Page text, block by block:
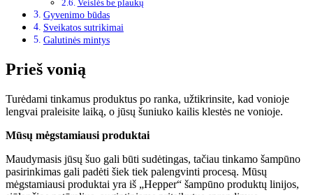
Veislės be plaukų
Gyvenimo būdas
Sveikatos sutrikimai
Galutinės mintys
Prieš vonią
Turėdami tinkamus produktus po ranka, užtikrinsite, kad vonioje
lengvai praleisite laiką, o jūsų šuniuko kailis klestės ne vonioje.
Mūsų mėgstamiausi produktai
Maudymasis jūsų šuo gali būti sudėtingas, tačiau tinkamo šampūno
pasirinkimas gali padėti šiek tiek palengvinti procesą. Mūsų
mėgstamiausi produktai yra iš „Hepper“ šampūno produktų linijos,